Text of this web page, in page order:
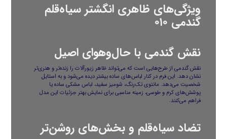
ویژگی‌های ظاهری انگشتر سیاه‌قلم
گندمی ۰۱۰
نقش گندمی با حال‌وهوای اصیل
نقش گندمی از طرح‌هایی است که می‌تواند ظاهر زیورآلات را زنده‌تر و هنری‌تر
نشان دهد. این فرم در کنار لباس‌های ساده بیشتر دیده می‌شود و به استایل
شخصیت می‌دهد. مانتوی تک‌رنگ، شومیز سفید، لباس مشکی ساده یا
پوشش‌های کرم و طوسی، زمینه مناسبی برای نمایش بهتر جزئیات این مدل
فراهم می‌کنند.
تضاد سیاه‌قلم و بخش‌های روشن‌تر